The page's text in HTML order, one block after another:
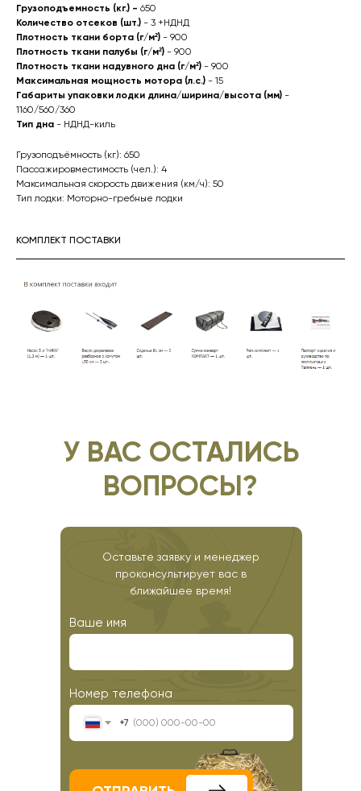
Грузоподъемность (кг.) - 650
Количество отсеков (шт.) - 3 +НДНД
Плотность ткани борта (г/м²) - 900
Плотность ткани палубы (г/м²) - 900
Плотность ткани надувного дна (г/м²) - 900
Максимальная мощность мотора (л.с.) - 15
Габариты упаковки лодки длина/ширина/высота (мм) -
1160/560/360
Тип дна - НДНД-киль
Грузоподъёмность (кг): 650
Пассажировместимость (чел.): 4
Максимальная скорость движения (км/ч): 50
Тип лодки: Моторно-гребные лодки
КОМПЛЕКТ ПОСТАВКИ
У ВАС ОСТАЛИСЬ
ВОПРОСЫ?
Оставьте заявку и менеджер
проконсультирует вас в
ближайшее время!
Ваше имя
Номер телефона
+7